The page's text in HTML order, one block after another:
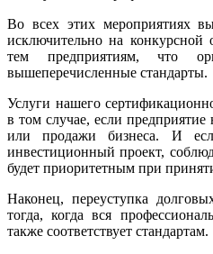
Во всех этих мероприятиях
исключительно на конкурсной
тем предприятиям, что
вышеперечисленные стандарты.
Услуги нашего
в том случае, если
или продажи бизнеса. И
инвестиционный проект,
будет приоритетным при
Наконец, переуступка
тогда, когда вся
также соответствует стандартам.